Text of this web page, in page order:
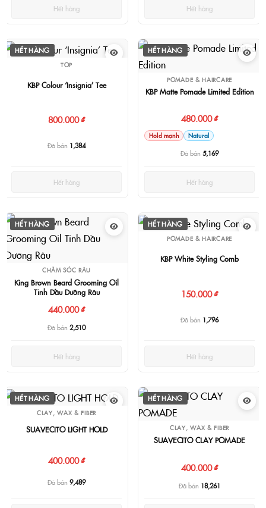
Hết hàng Hết hàng
HẾT HÀNG
TOP
KBP Colour ‘Insignia’ Tee
800.000 ₫
Đã bán 1,384
Hết hàng
HẾT HÀNG
POMADE & HAIRCARE
KBP Matte Pomade Limited Edition
480.000 ₫
Hold mạnh Natural
Đã bán 5,169
Hết hàng
HẾT HÀNG
CHĂM SÓC RÂU
King Brown Beard Grooming Oil
Tinh Dầu Dưỡng Râu
440.000 ₫
Đã bán 2,510
Hết hàng
HẾT HÀNG
POMADE & HAIRCARE
KBP White Styling Comb
150.000 ₫
Đã bán 1,796
Hết hàng
HẾT HÀNG
CLAY, WAX & FIBER
SUAVECITO LIGHT HOLD
400.000 ₫
Đã bán 9,489
HẾT HÀNG
CLAY, WAX & FIBER
SUAVECITO CLAY POMADE
400.000 ₫
Đã bán 18,261